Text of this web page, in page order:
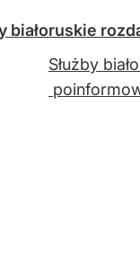
białoruskie
Służby